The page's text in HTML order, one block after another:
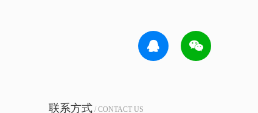
联系方式/ CONTACT US